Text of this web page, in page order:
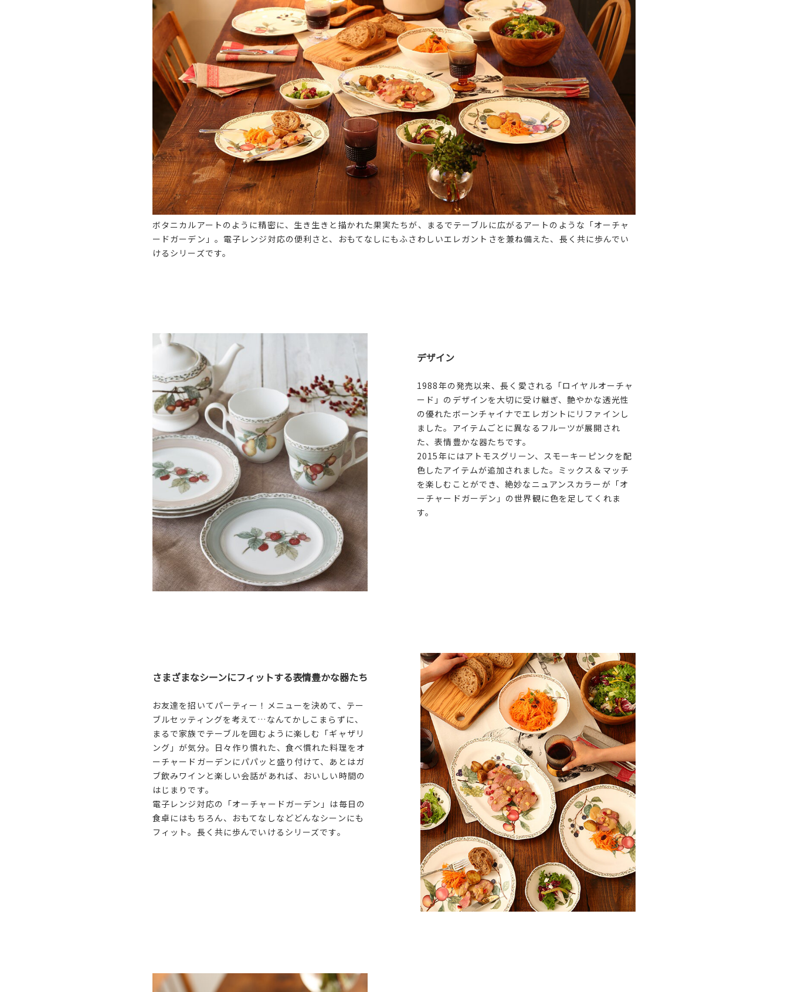
ボタニカルアートのように精密に、生き生きと描かれた果実たちが、まるでテーブルに広がるアートのような「オーチャ
ードガーデン」。電子レンジ対応の便利さと、おもてなしにもふさわしいエレガントさを兼ね備えた、長く共に歩んでい
けるシリーズです。
デザイン
1988年の発売以来、長く愛される「ロイヤルオーチャ
ード」のデザインを大切に受け継ぎ、艶やかな透光性
の優れたボーンチャイナでエレガントにリファインし
ました。アイテムごとに異なるフルーツが展開され
た、表情豊かな器たちです。
2015年にはアトモスグリーン、スモーキーピンクを配
色したアイテムが追加されました。ミックス＆マッチ
を楽しむことができ、絶妙なニュアンスカラーが「オ
ーチャードガーデン」の世界観に色を足してくれま
す。
さまざまなシーンにフィットする表情豊かな器たち
お友達を招いてパーティー！メニューを決めて、テー
ブルセッティングを考えて…なんてかしこまらずに、
まるで家族でテーブルを囲むように楽しむ「ギャザリ
ング」が気分。日々作り慣れた、食べ慣れた料理をオ
ーチャードガーデンにパパッと盛り付けて、あとはガ
ブ飲みワインと楽しい会話があれば、おいしい時間の
はじまりです。
電子レンジ対応の「オーチャードガーデン」は毎日の
食卓にはもちろん、おもてなしなどどんなシーンにも
フィット。長く共に歩んでいけるシリーズです。